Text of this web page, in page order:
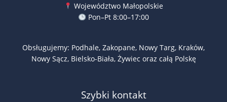
Województwo Małopolskie
Pon–Pt 8:00–17:00
Obsługujemy: Podhale, Zakopane, Nowy Targ, Kraków,
Nowy Sącz, Bielsko-Biała, Żywiec oraz całą Polskę
Szybki kontakt